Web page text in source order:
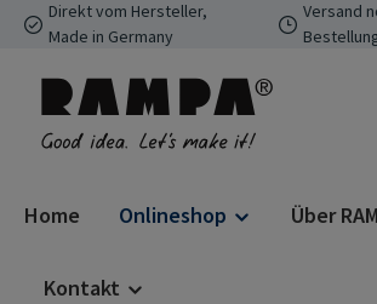
Hauptinhalt springen
Zur Suche springen
Zur Hauptnavigation springen
Direkt vom Hersteller,
Made in Germany
Versand
Home Onlineshop Über
Kontakt